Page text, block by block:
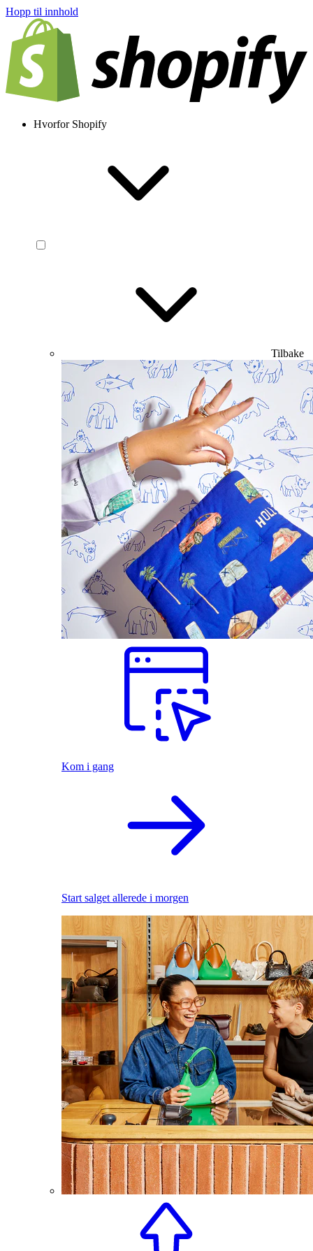
Hopp til innhold
Hvorfor Shopify
Tilbake
Kom i gang
Start salget allerede i morgen